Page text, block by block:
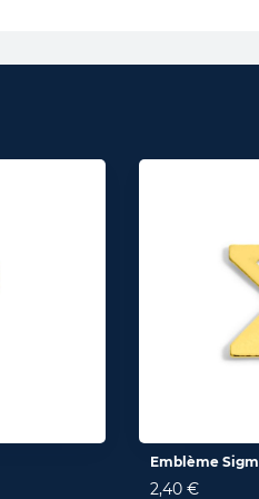
Emblème
2,40 €